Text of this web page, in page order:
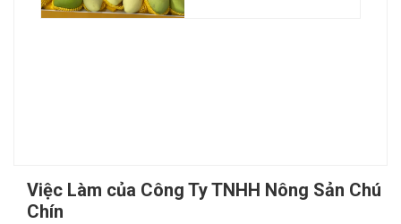
Việc Làm của Công Ty TNHH Nông Sản Chú
Chín